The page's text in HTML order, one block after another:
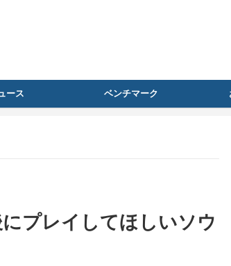
ース ベンチマーク
プレイしてほしいソウ